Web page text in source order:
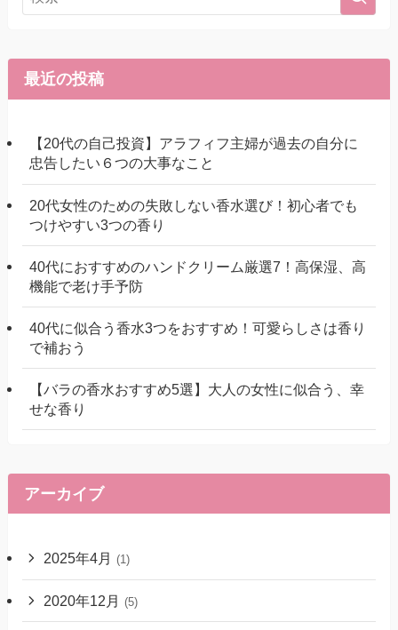
最近の投稿
【20代の自己投資】アラフィフ主婦が過去の自分に
忠告したい６つの大事なこと
20代女性のための失敗しない香水選び！初心者でも
つけやすい3つの香り
40代におすすめのハンドクリーム厳選7！高保湿、高
機能で老け手予防
40代に似合う香水3つをおすすめ！可愛らしさは香り
で補おう
【バラの香水おすすめ5選】大人の女性に似合う、幸
せな香り
アーカイブ
2025年4月 (1)
2020年12月 (5)